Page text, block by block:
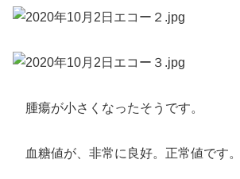
腫瘍が小さくなったそうです。
血糖値が、非常に良好。正常値です。